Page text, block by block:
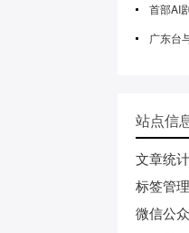
首部AI
广东台
站点信
文章统计
标签管理
微信公